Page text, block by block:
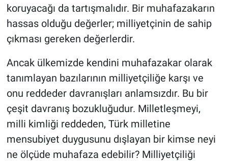
koruyacağı da tartışmalıdır. Bir muhafazakarın
hassas olduğu değerler; milliyetçinin de sahip
çıkması gereken değerlerdir.
Ancak ülkemizde kendini muhafazakar olarak
tanımlayan bazılarının milliyetçiliğe karşı ve
onu reddeder davranışları anlamsızdır. Bu bir
çeşit davranış bozukluğudur. Milletleşmeyi,
milli kimliği reddeden, Türk milletine
mensubiyet duygusunu dışlayan bir kimse neyi
ne ölçüde muhafaza edebilir? Milliyetçiliği